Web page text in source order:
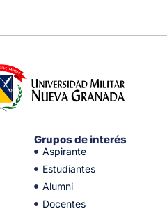
Grupos de interés
Aspirante
Estudiantes
Alumni
Docentes